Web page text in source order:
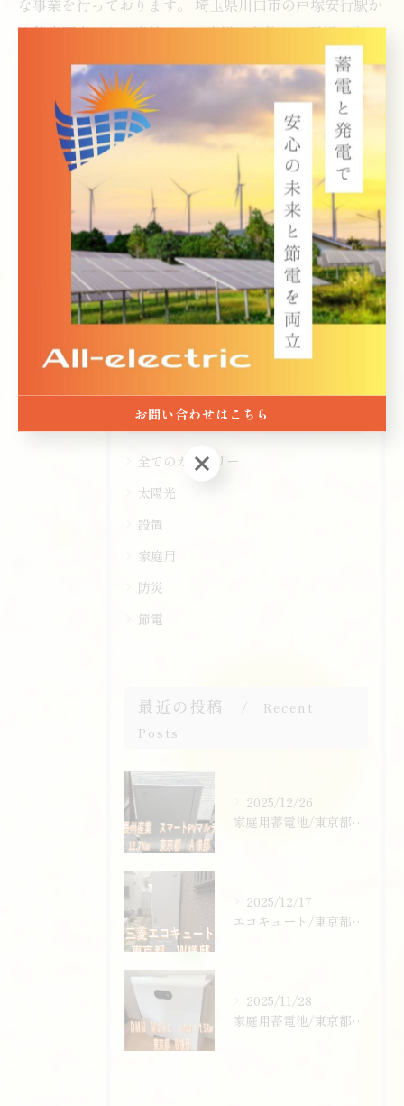
ら徒歩圏内にある当社は、お客様の条件やご要望に応じ
て最適なメーカーを選定し適切な価格でご提供させてい
ただきます。
< 前のページ 一覧に戻る 次のページ >
関連タグ
#蓄電池 #オール電化
カテゴリー Categories
全てのカテゴリー
太陽光
設置
家庭用
防災
節電
最近の投稿
Recent
Posts
2025/12/26
家庭用蓄電池/東京都/葛飾区/ご購入ありがとうございます！
2025/12/17
エコキュート/東京都/東大和市/ご購入ありがとうございます！
2025/11/28
家庭用蓄電池/東京都/東大和市/ご購入ありがとうございます！
お問い合わせはこちら
お問い合わせはこちら